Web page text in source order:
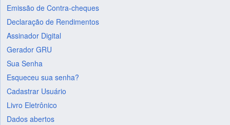
Emissão de Contra-cheques
Declaração de Rendimentos
Assinador Digital
Gerador GRU
Sua Senha
Esqueceu sua senha?
Cadastrar Usuário
Livro Eletrônico
Dados abertos